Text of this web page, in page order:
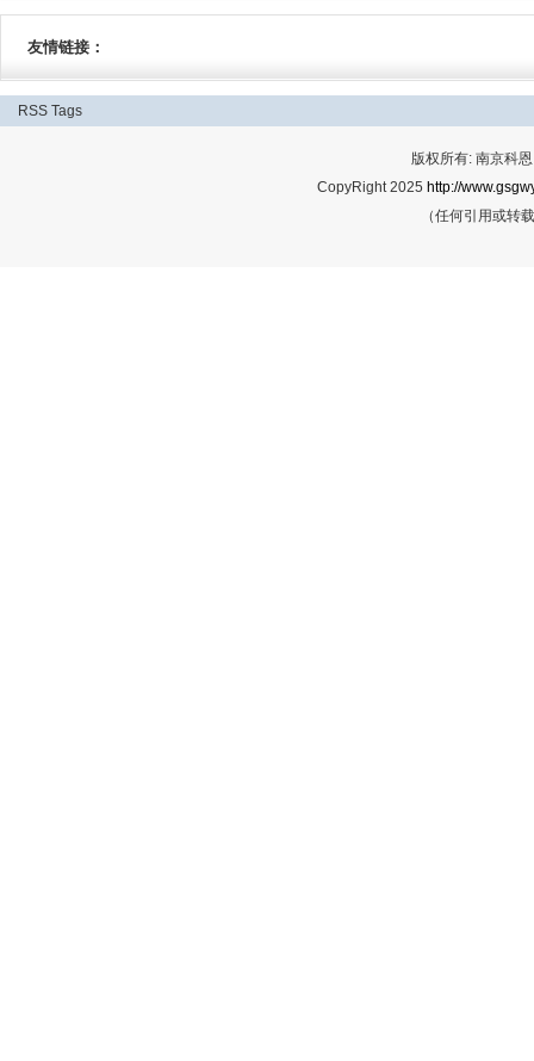
友情链接：
RSS Tags
版权所有: 南京科
CopyRight 2025 http://
（任何引用或转